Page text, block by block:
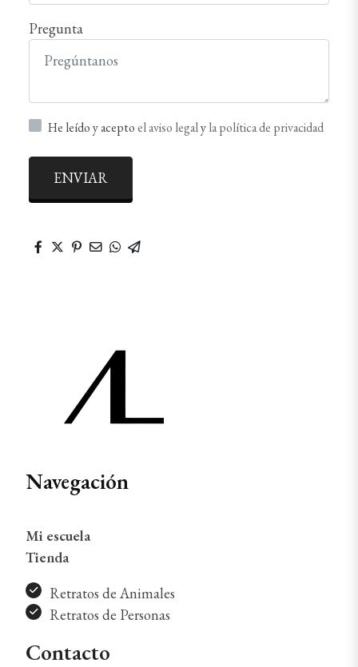
Pregunta
He leído y aceptoel aviso legalyla política de privacidad
ENVIAR
Navegación
Mi escuela
Tienda
Retratos de Animales
Retratos de Personas
Contacto